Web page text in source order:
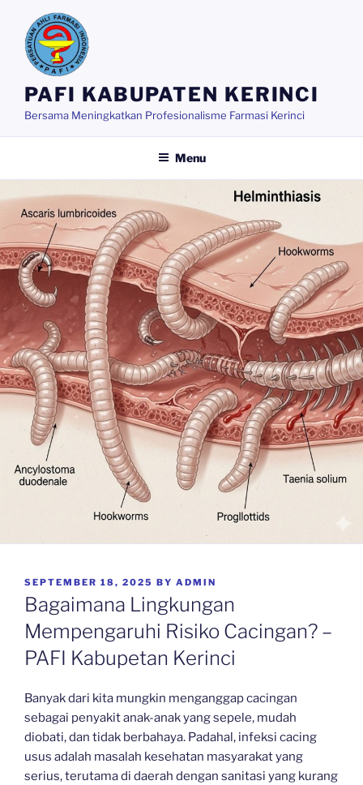
content
PAFI KABUPATEN KERINCI
Bersama Meningkatkan Profesionalisme Farmasi Kerinci
Menu
POSTED
ON
SEPTEMBER 18, 2025 BY ADMIN
Bagaimana Lingkungan
Mempengaruhi Risiko Cacingan? –
PAFI Kabupetan Kerinci
Banyak dari kita mungkin menganggap cacingan
sebagai penyakit anak-anak yang sepele, mudah
diobati, dan tidak berbahaya. Padahal, infeksi cacing
usus adalah masalah kesehatan masyarakat yang
serius, terutama di daerah dengan sanitasi yang kurang